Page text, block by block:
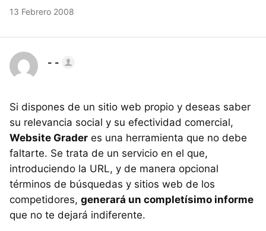
13 Febrero 2008
- -
Si dispones de un sitio web propio y deseas saber
su relevancia social y su efectividad comercial,
Website Grader es una herramienta que no debe
faltarte. Se trata de un servicio en el que,
introduciendo la URL, y de manera opcional
términos de búsquedas y sitios web de los
competidores, generará un completísimo informe
que no te dejará indiferente.